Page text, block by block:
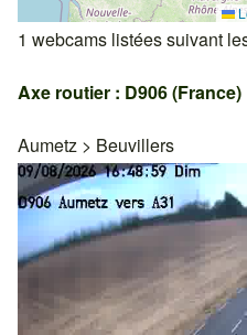
1 webcams listées suivant
Axe routier : D906 (France)
Aumetz > Beuvillers